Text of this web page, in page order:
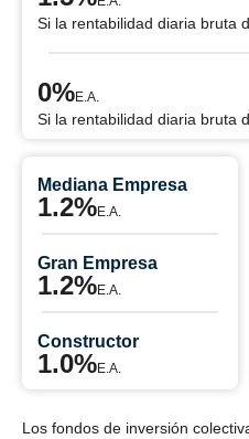
Si la rentabilidad diaria bruta
0%E.A.
Si la rentabilidad diaria bruta
Mediana Empresa
1.2%E.A.
Gran Empresa
1.2%E.A.
Constructor
1.0%E.A.
Los fondos de inversión